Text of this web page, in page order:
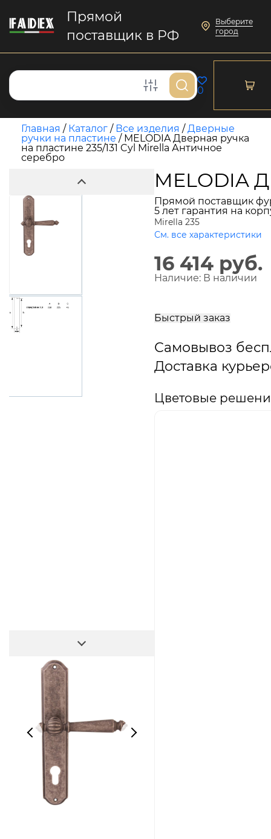
Прямой
поставщик в РФ
Выберите
город
0
Главная / Каталог / Все изделия /Дверные
ручки на пластине / MELODIA Дверная ручка
на пластине 235/131 Cyl Mirella Античное
серебро
MELODIA
Прямой поставщик
5 лет гарантия на
Mirella 235
См. все характеристики
16 414 руб.
Наличие: В наличии
Быстрый заказ
Самовывоз
Доставка
Цветовые